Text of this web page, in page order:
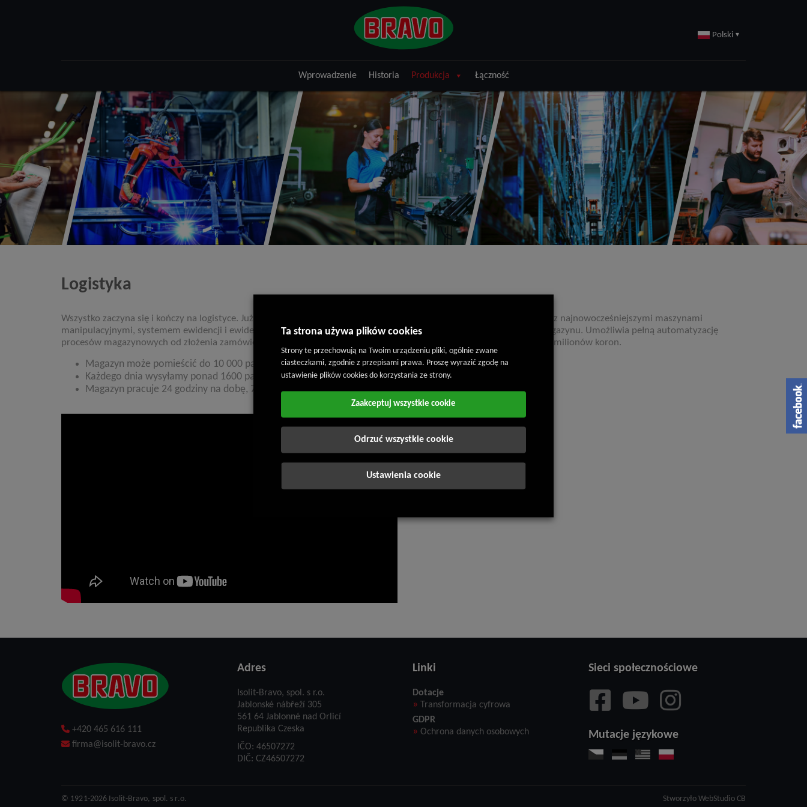
Polski ▾
Wprowadzenie Historia Produkcja Łączność
Logistyka
Wszystko zaczyna się i kończy na logistyce. Już pierwszy rok użytkowania posiadamy nowy magazyn półautomatyczny z najnowocześniejszymi maszynami
manipulacyjnymi, systemem ewidencji i ewidencji WMS (Warehouse Management System = system zarządzanego magazynu. Umożliwia pełną automatyzację
procesów magazynowych od złożenia zamówienia towaru do wysyłki). Całkowita wartość inwestycji wynosi około 120 milionów koron.
Magazyn może pomieścić do 10 000 palet euro
Każdego dnia wysyłamy ponad 1600 palet
Magazyn pracuje 24 godziny na dobę, 7 dni w tygodniu
+420 465 616 111
firma@isolit-bravo.cz
Adres
Isolit-Bravo, spol. s r.o.
Jablonské nábřeží 305
561 64 Jablonné nad Orlicí
Republika Czeska
IČO: 46507272
DIČ: CZ46507272
Linki
Dotacje
» Transformacja cyfrowa
GDPR
» Ochrona danych osobowych
Sieci społecznościowe
Mutacje językowe
© 1921-2026 Isolit-Bravo, spol. s r.o. Stworzyło WebStudio CB
Ta strona używa plików cookies
Strony te przechowują na Twoim urządzeniu pliki, ogólnie zwane
ciasteczkami, zgodnie z przepisami prawa. Proszę wyrazić zgodę na
ustawienie plików cookies do korzystania ze strony.
Zaakceptuj wszystkie cookie
Odrzuć wszystkie cookie
Ustawienia cookie